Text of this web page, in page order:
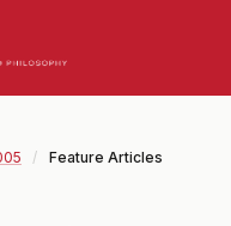
/ Feature Articles